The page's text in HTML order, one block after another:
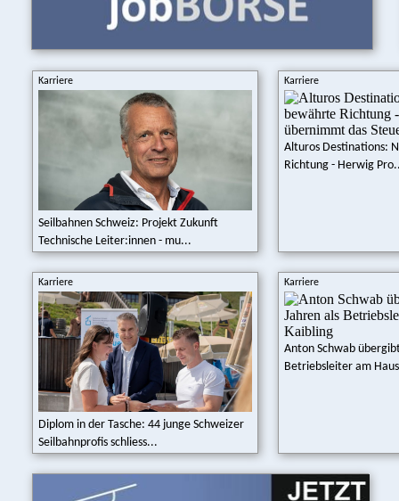
Karriere
Seilbahnen Schweiz: Projekt Zukunft
Technische Leiter:innen - mu...
Karriere
Alturos Destinations:
Richtung - Herwig
Karriere
Diplom in der Tasche: 44 junge Schweizer
Seilbahnprofis schliess...
Karriere
Anton Schwab
Betriebsleiter am